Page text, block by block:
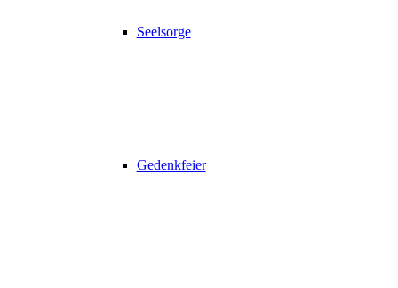
Seelsorge
Gedenkfeier